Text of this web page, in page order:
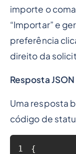
importe o
“Importar” e
preferência
direito da
Resposta JSON
Uma resposta
código de
1